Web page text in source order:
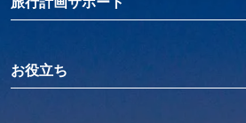
お役立ち